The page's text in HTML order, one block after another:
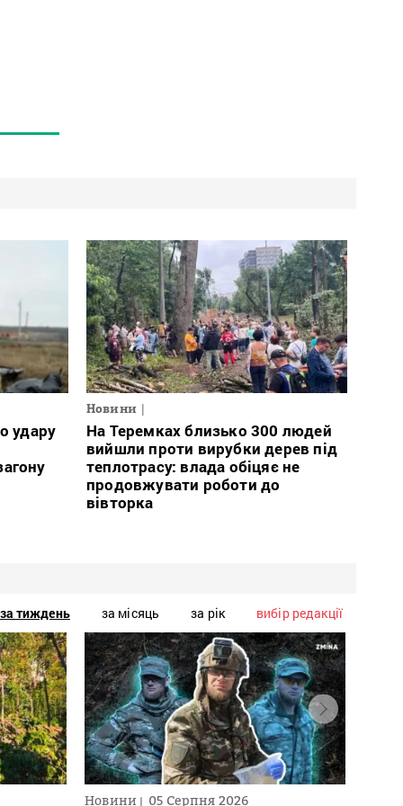
удару
Новини
На Теремках близько 300 людей
вийшли проти вирубки дерев під
теплотрасу: влада обіцяє не
продовжувати роботи до
вівторка
за тиждень за місяць за рік вибір редакції
Новини 05 Серпня 2026